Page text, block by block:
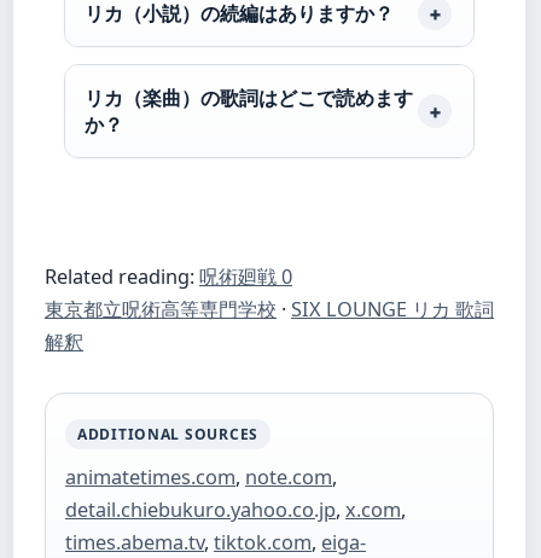
リカ（小説）の続編はありますか？
リカ（楽曲）の歌詞はどこで読めます
か？
Related reading:呪術廻戦 0
東京都立呪術高等専門学校 ·SIX LOUNGE リカ 歌詞
解釈
ADDITIONAL SOURCES
animatetimes.com, note.com,
detail.chiebukuro.yahoo.co.jp, x.com,
times.abema.tv, tiktok.com, eiga-